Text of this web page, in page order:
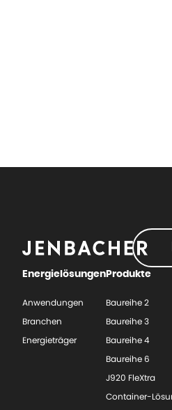
Energielösungen
Anwendungen
Branchen
Energieträger
Produkte
Baureihe 2
Baureihe 3
Baureihe 4
Baureihe 6
J920 FleXtra
Container-